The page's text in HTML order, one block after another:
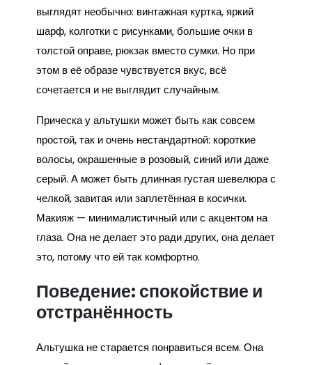
выглядят необычно: винтажная куртка, яркий
шарф, колготки с рисунками, большие очки в
толстой оправе, рюкзак вместо сумки. Но при
этом в её образе чувствуется вкус, всё
сочетается и не выглядит случайным.
Прическа у альтушки может быть как совсем
простой, так и очень нестандартной: короткие
волосы, окрашенные в розовый, синий или даже
серый. А может быть длинная густая шевелюра с
челкой, завитая или заплетённая в косички.
Макияж — минималистичный или с акцентом на
глаза. Она не делает это ради других, она делает
это, потому что ей так комфортно.
Поведение: спокойствие и
отстранённость
Альтушка не старается понравиться всем. Она